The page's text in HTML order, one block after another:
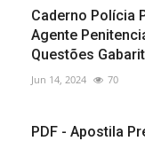
Caderno Polícia
Agente
Questões
Jun 14, 2024 70
PDF - Apostila